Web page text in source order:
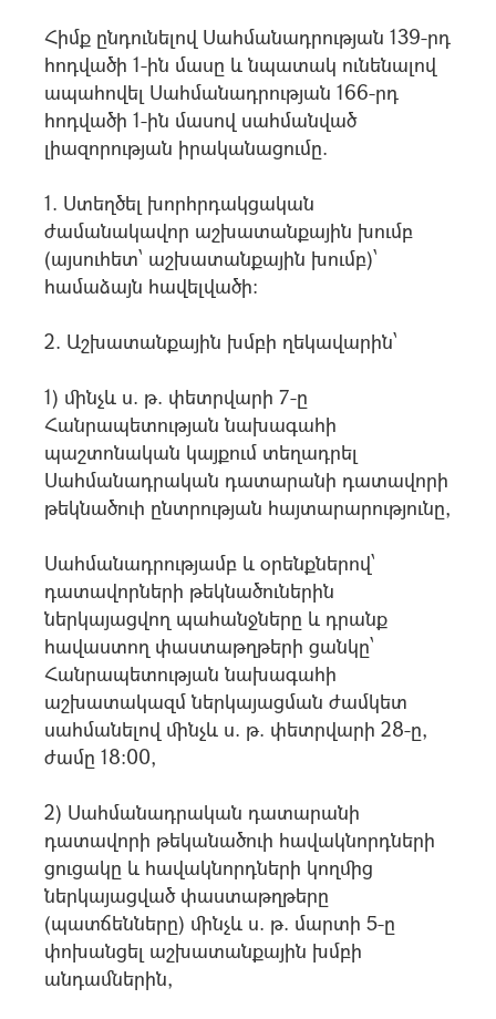
Հիմք ընդունելով Սահմանադրության 139-րդ
հոդվածի 1-ին մասը և նպատակ ունենալով
ապահովել Սահմանադրության 166-րդ
հոդվածի 1-ին մասով սահմանված
լիազորության իրականացումը.
1. Ստեղծել խորհրդակցական
ժամանակավոր աշխատանքային խումբ
(այսուհետ՝ աշխատանքային խումբ)՝
համաձայն հավելվածի:
2. Աշխատանքային խմբի ղեկավարին՝
1) մինչև ս. թ. փետրվարի 7-ը
Հանրապետության նախագահի
պաշտոնական կայքում տեղադրել
Սահմանադրական դատարանի դատավորի
թեկնածուի ընտրության հայտարարությունը,
Սահմանադրությամբ և օրենքներով՝
դատավորների թեկնածուներին
ներկայացվող պահանջները և դրանք
հավաստող փաստաթղթերի ցանկը՝
Հանրապետության նախագահի
աշխատակազմ ներկայացման ժամկետ
սահմանելով մինչև ս. թ. փետրվարի 28-ը,
ժամը 18:00,
2) Սահմանադրական դատարանի
դատավորի թեկանածուի հավակնորդների
ցուցակը և հավակնորդների կողմից
ներկայացված փաստաթղթերը
(պատճենները) մինչև ս. թ. մարտի 5-ը
փոխանցել աշխատանքային խմբի
անդամներին,